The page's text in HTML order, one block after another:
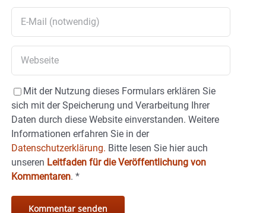
Mit der Nutzung dieses Formulars erklären Sie
sich mit der Speicherung und Verarbeitung Ihrer
Daten durch diese Website einverstanden. Weitere
Informationen erfahren Sie in der
Datenschutzerklärung. Bitte lesen Sie hier auch
unseren Leitfaden für die Veröffentlichung von
Kommentaren. *